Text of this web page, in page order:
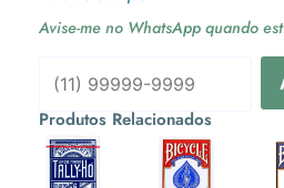
Avise-me no WhatsApp quando
Produtos Relacionados